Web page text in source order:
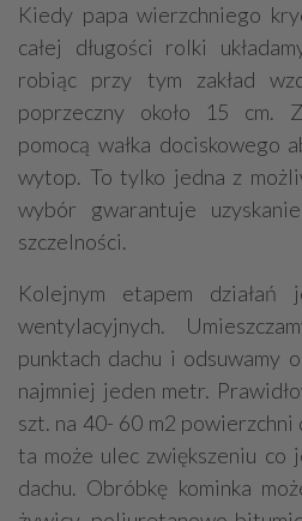
Kiedy papa wierzchniego
całej długości rolki
robiąc przy tym zakład
poprzeczny około 15 cm.
pomocą wałka dociskowego
wytop. To tylko jedna z
wybór gwarantuje
szczelności.
Kolejnym etapem działań
wentylacyjnych.
punktach dachu i odsuwamy
najmniej jeden metr.
szt. na 40- 60 m2 powierzchni
ta może ulec zwiększeniu co
dachu. Obróbkę kominka